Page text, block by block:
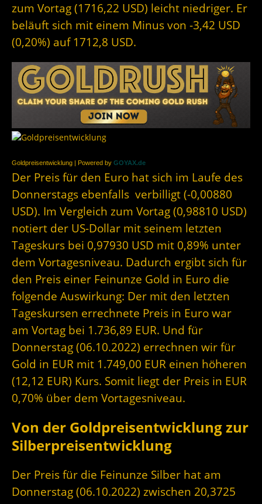
zum Vortag (1716,22 USD) leicht niedriger. Er
beläuft sich mit einem Minus von -3,42 USD
(0,20%) auf 1712,8 USD.
Goldpreisentwicklung | Powered by GOYAX.de
Der Preis für den Euro hat sich im Laufe des
Donnerstags ebenfalls verbilligt (-0,00880
USD). Im Vergleich zum Vortag (0,98810 USD)
notiert der US-Dollar mit seinem letzten
Tageskurs bei 0,97930 USD mit 0,89% unter
dem Vortagesniveau. Dadurch ergibt sich für
den Preis einer Feinunze Gold in Euro die
folgende Auswirkung: Der mit den letzten
Tageskursen errechnete Preis in Euro war
am Vortag bei 1.736,89 EUR. Und für
Donnerstag (06.10.2022) errechnen wir für
Gold in EUR mit 1.749,00 EUR einen höheren
(12,12 EUR) Kurs. Somit liegt der Preis in EUR
0,70% über dem Vortagesniveau.
Von der Goldpreisentwicklung zur
Silberpreisentwicklung
Der Preis für die Feinunze Silber hat am
Donnerstag (06.10.2022) zwischen 20,3725